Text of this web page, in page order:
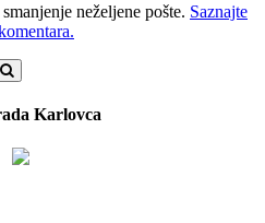
neželjene pošte. Saznajte
Karlovca